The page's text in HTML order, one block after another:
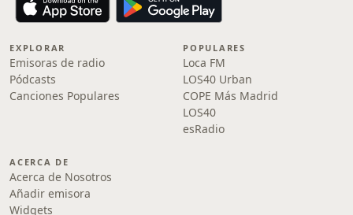
EXPLORAR
Emisoras de radio
Pódcasts
Canciones Populares
POPULARES
Loca FM
LOS40 Urban
COPE Más Madrid
LOS40
esRadio
ACERCA DE
Acerca de Nosotros
Añadir emisora
Widgets